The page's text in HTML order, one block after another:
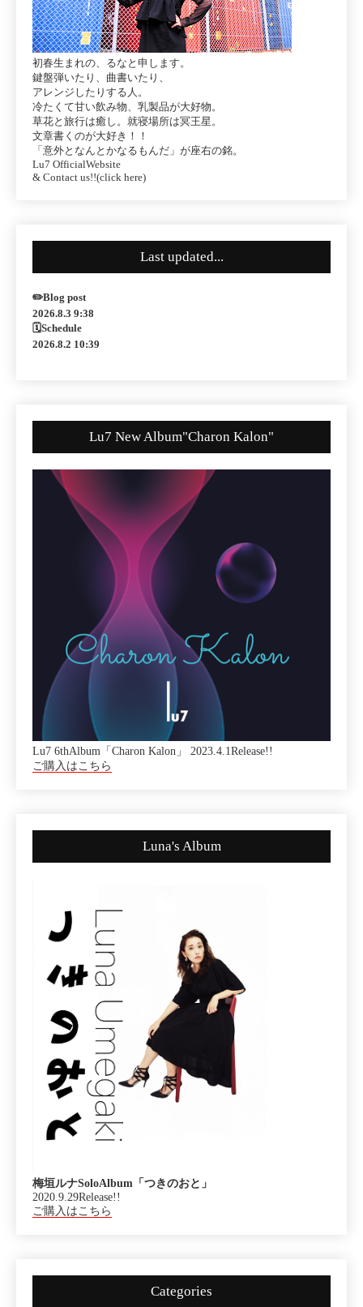
初春生まれの、るなと申します。
鍵盤弾いたり、曲書いたり、
アレンジしたりする人。
冷たくて甘い飲み物、乳製品が大好物。
草花と旅行は癒し。就寝場所は冥王星。
文章書くのが大好き！！
「意外となんとかなるもんだ」が座右の銘。
Lu7 OfficialWebsite
& Contact us!!(click here)
Last updated...
✏️Blog post
2026.8.3 9:38
🗓Schedule
2026.8.2 10:39
Lu7 New Album"Charon Kalon"
Lu7 6thAlbum「Charon Kalon」 2023.4.1Release!!
ご購入はこちら
Luna's Album
梅垣ルナSoloAlbum「つきのおと」
2020.9.29Release!!
ご購入はこちら
Categories